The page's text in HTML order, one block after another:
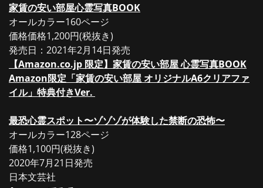
家賃の安い部屋心霊写真BOOK
オールカラー160ページ
価格価格1,200円(税抜き)
発売日：2021年2月14日発売
【Amazon.co.jp 限定】家賃の安い部屋 心霊写真BOOK
Amazon限定「家賃の安い部屋 オリジナルA6クリアファ
イル」特典付きVer.
最恐心霊スポット〜ゾゾゾが体験した禁断の恐怖〜
オールカラー128ページ
価格1,100円(税抜き)
2020年7月21日発売
日本文芸社